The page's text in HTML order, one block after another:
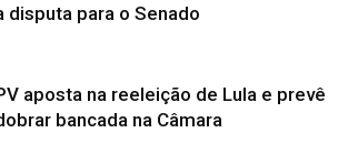
disputa para o Senado
aposta na reeleição de Lula e prevê
bancada na Câmara